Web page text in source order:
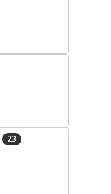
23